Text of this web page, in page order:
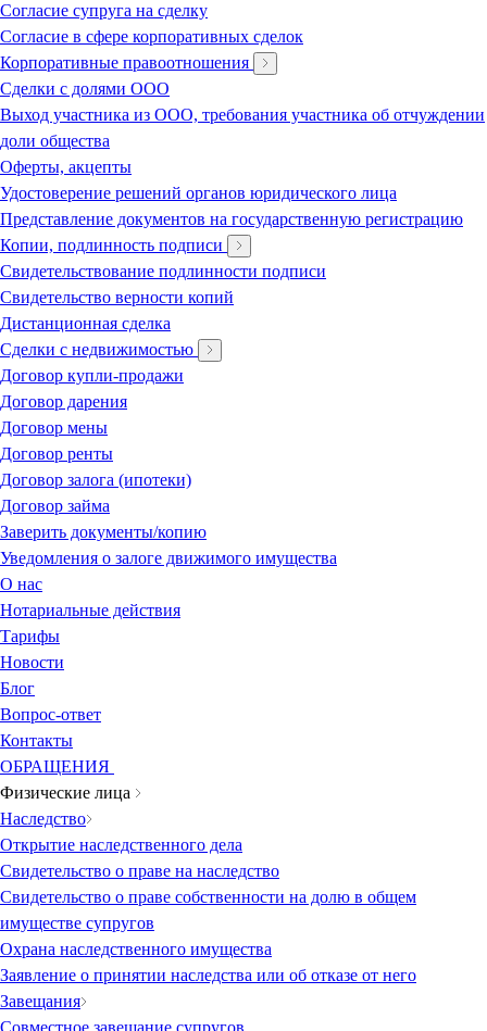
Согласие супруга на сделку
Согласие в сфере корпоративных сделок
Корпоративные правоотношения
Сделки с долями ООО
Выход участника из ООО, требования участника об отчуждении
доли общества
Оферты, акцепты
Удостоверение решений органов юридического лица
Представление документов на государственную регистрацию
Копии, подлинность подписи
Свидетельствование подлинности подписи
Свидетельство верности копий
Дистанционная сделка
Сделки с недвижимостью
Договор купли-продажи
Договор дарения
Договор мены
Договор ренты
Договор залога (ипотеки)
Договор займа
Заверить документы/копию
Уведомления о залоге движимого имущества
О нас
Нотариальные действия
Тарифы
Новости
Блог
Вопрос-ответ
Контакты
ОБРАЩЕНИЯ
Физические лица
Наследство
Открытие наследственного дела
Свидетельство о праве на наследство
Свидетельство о праве собственности на долю в общем
имуществе супругов
Охрана наследственного имущества
Заявление о принятии наследства или об отказе от него
Завещания
Совместное завещание супругов